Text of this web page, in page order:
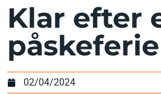
Klar efter
påskeferie
02/04/2024